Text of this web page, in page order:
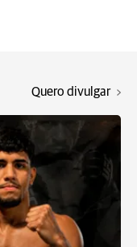
Quero divulgar